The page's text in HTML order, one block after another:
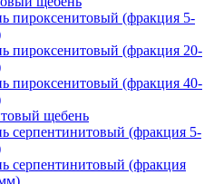
пироксенитовый (фракция 5-
пироксенитовый (фракция 20-
пироксенитовый (фракция 40-
щебень
серпентинитовый (фракция 5-
серпентинитовый (фракция